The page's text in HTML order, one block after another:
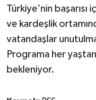
Türkiye'nin başarısı
ve kardeşlik
vatandaşlar
Programa her yaştan
bekleniyor.